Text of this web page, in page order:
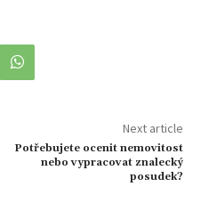
Next article
Potřebujete ocenit nemovitost
nebo vypracovat znalecký
posudek?